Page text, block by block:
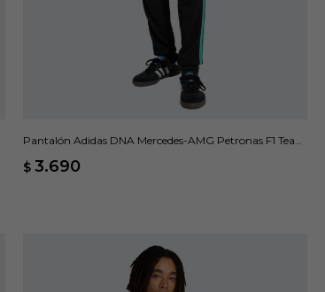
Pantalón Adidas DNA Mercedes-AMG Petronas F1 Team
$ 3.690